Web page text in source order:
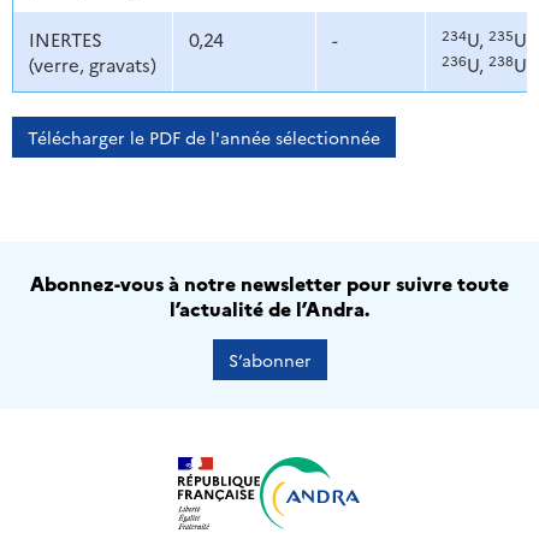
INERTES
(verre, gravats)
0,24 - 234U, 235U,
236U, 238U
Télécharger le PDF de l'année sélectionnée
Abonnez-vous à notre newsletter pour suivre toute
l’actualité de l’Andra.
S’abonner